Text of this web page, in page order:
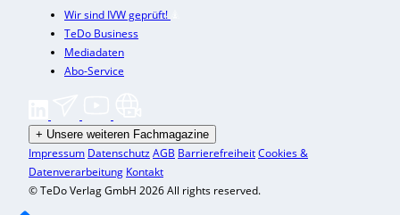
Wir sind IVW geprüft!
TeDo Business
Mediadaten
Abo-Service
+ Unsere weiteren Fachmagazine
Impressum DatenschutzAGB BarrierefreiheitCookies &
Datenverarbeitung Kontakt
© TeDo Verlag GmbH 2026 All rights reserved.